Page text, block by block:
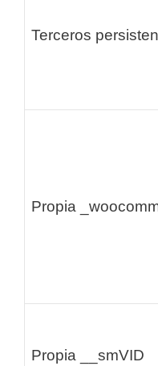
Terceros
Propia
Propia __smVID